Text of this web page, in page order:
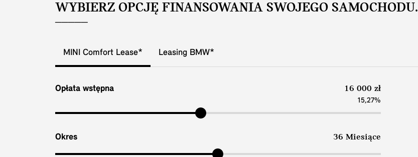
WYBIERZ OPCJĘ FINANSOWANIA SWOJEGO SAMOCHODU.
MINI Comfort Lease* Leasing BMW*
Opłata wstępna 16 000 zł
15,27%
Okres 36 Miesiące